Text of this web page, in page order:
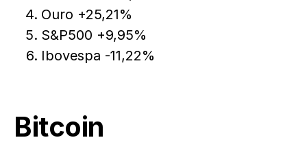
Ouro +25,21%
S&P500 +9,95%
Ibovespa -11,22%
Bitcoin